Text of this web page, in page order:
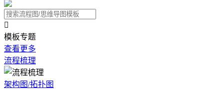

模板专题
查看更多
流程梳理
架构图/拓扑图